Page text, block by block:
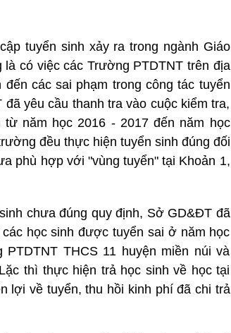
tuyển sinh xảy ra trong ngành Giáo
có việc các Trường PTDTNT trên địa
các sai phạm trong công tác tuyển
yêu cầu thanh tra vào cuộc kiểm tra,
năm học 2016 - 2017 đến năm học
đều thực hiện tuyển sinh đúng đối
phù hợp với "vùng tuyển" tại Khoản 1,
chưa đúng quy định, Sở GD&ĐT đã
học sinh được tuyển sai ở năm học
THCS 11 huyện miền núi và
thì thực hiện trả học sinh về học tại
lợi về tuyển, thu hồi kinh phí đã chi trả